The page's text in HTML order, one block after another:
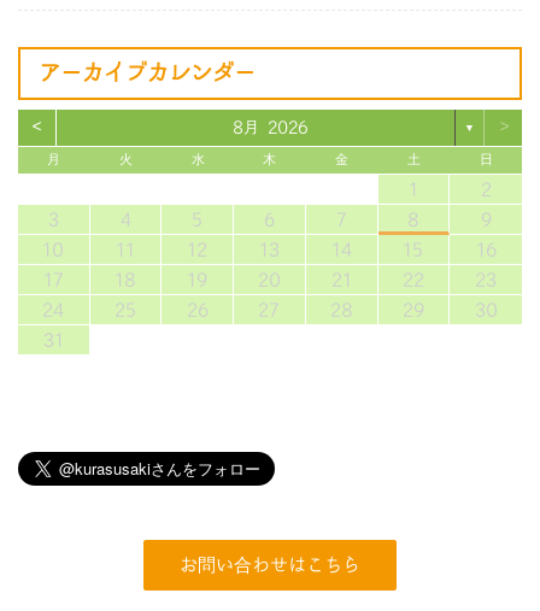
アーカイブカレンダー
< 8月 2026 ▼ >
月 火 水 木 金 土 日
1
2
3
4 5 6 7 8
9
10
11 12 13 14 15
16
17
18 19 20 21 22
23
24
25 26 27 28 29
30
31
お問い合わせはこちら